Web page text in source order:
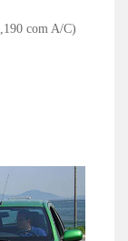
com A/C)